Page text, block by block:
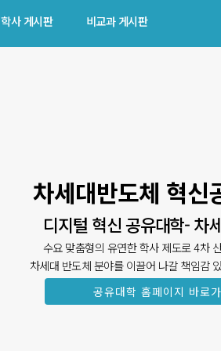
학사 게시판 비교과 게시판
차세대반도체 혁신
디지털 혁신 공유대학- 차
수요 맞춤형의 유연한 학사 제도로 4차
차세대 반도체 분야를 이끌어 나갈 책임감
공유대학 홈페이지 바로